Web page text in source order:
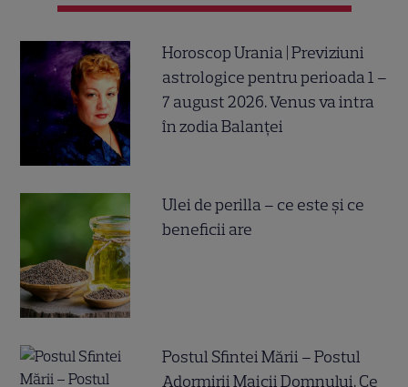
Horoscop Urania | Previziuni
astrologice pentru perioada 1 –
7 august 2026. Venus va intra
în zodia Balanței
Ulei de perilla – ce este și ce
beneficii are
Postul Sfintei Mării – Postul
Adormirii Maicii Domnului. Ce